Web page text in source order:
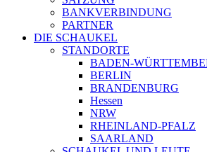
BANKVERBINDUNG
PARTNER
DIE SCHAUKEL
STANDORTE
BADEN-
BERLIN
BRANDENBURG
Hessen
NRW
RHEINLAND-PFALZ
SAARLAND